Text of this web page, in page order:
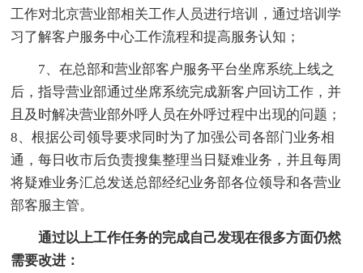
工作对北京营业部相关工作人员进行培训，通过培训学
习了解客户服务中心工作流程和提高服务认知；
7、在总部和营业部客户服务平台坐席系统上线之
后，指导营业部通过坐席系统完成新客户回访工作，并
且及时解决营业部外呼人员在外呼过程中出现的问题；
8、根据公司领导要求同时为了加强公司各部门业务相
通，每日收市后负责搜集整理当日疑难业务，并且每周
将疑难业务汇总发送总部经纪业务部各位领导和各营业
部客服主管。
通过以上工作任务的完成自己发现在很多方面仍然
需要改进：